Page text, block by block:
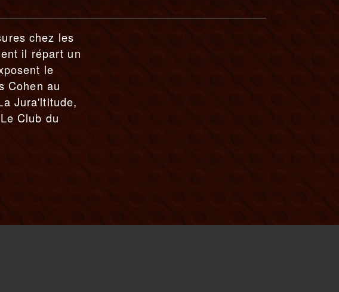
chez les
il répart un
le
Cohen au
Jura'ltitude,
Club du